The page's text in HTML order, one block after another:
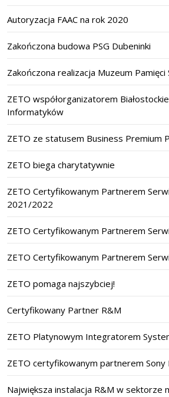
Autoryzacja FAAC na rok 2020
Zakończona budowa PSG Dubeninki
Zakończona realizacja Muzeum Pamięci
ZETO współorganizatorem
Informatyków
ZETO ze statusem Business Premium
ZETO biega charytatywnie
ZETO Certyfikowanym Partnerem
2021/2022
ZETO Certyfikowanym Partnerem
ZETO Certyfikowanym Partnerem
ZETO pomaga najszybciej!
Certyfikowany Partner R&M
ZETO Platynowym Integratorem
ZETO certyfikowanym partnerem Sony
Największa instalacja R&M w sektorze